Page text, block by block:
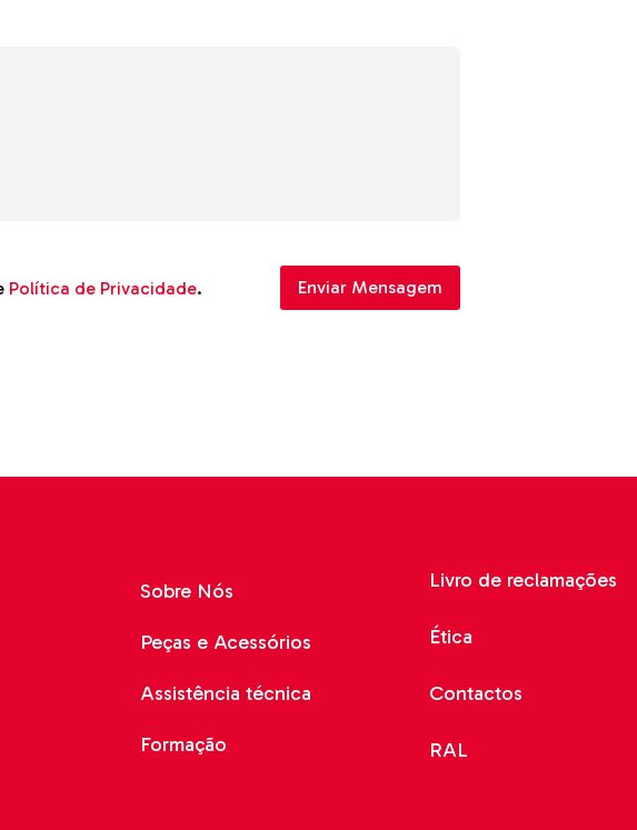
Política de Privacidade.
Sobre Nós
Peças e Acessórios
Assistência técnica
Formação
Livro de reclamações
Ética
Contactos
RAL